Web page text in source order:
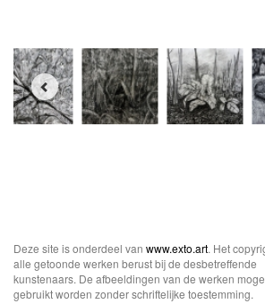
Deze site is onderdeel van www.exto.art. Het
alle getoonde werken berust bij de desbetreffende
kunstenaars. De afbeeldingen van de werken
gebruikt worden zonder schriftelijke toestemming.